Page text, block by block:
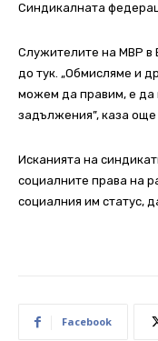
Синдикалната
Служителите на МВР в
до тук. „Обмисляме и
можем да правим, е да
задължения”, каза още
Исканията на
социалните права на
социалния им статус,
Facebook